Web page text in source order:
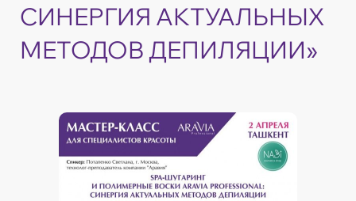
СИНЕРГИЯ АКТУАЛЬНЫХ
МЕТОДОВ ДЕПИЛЯЦИИ»